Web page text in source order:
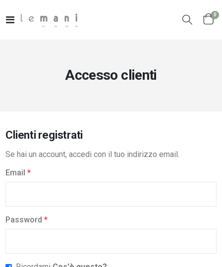
Toggle
Cart
0
Accesso clienti
Clienti registrati
Se hai un account, accedi con il tuo indirizzo email.
Email
Password